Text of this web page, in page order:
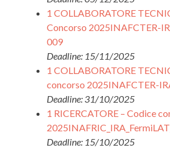
1 COLLABORATORE
Concorso 2025INAFCTER-
009
Deadline: 15/11/2025
1 COLLABORATORE
concorso 2025INAFCTER-
Deadline: 31/10/2025
1 RICERCATORE – Codice
Deadline: 15/10/2025